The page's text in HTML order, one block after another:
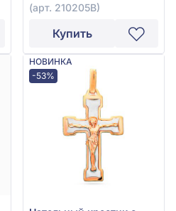
(арт. 210205В)
Купить
НОВИНКА
-53%